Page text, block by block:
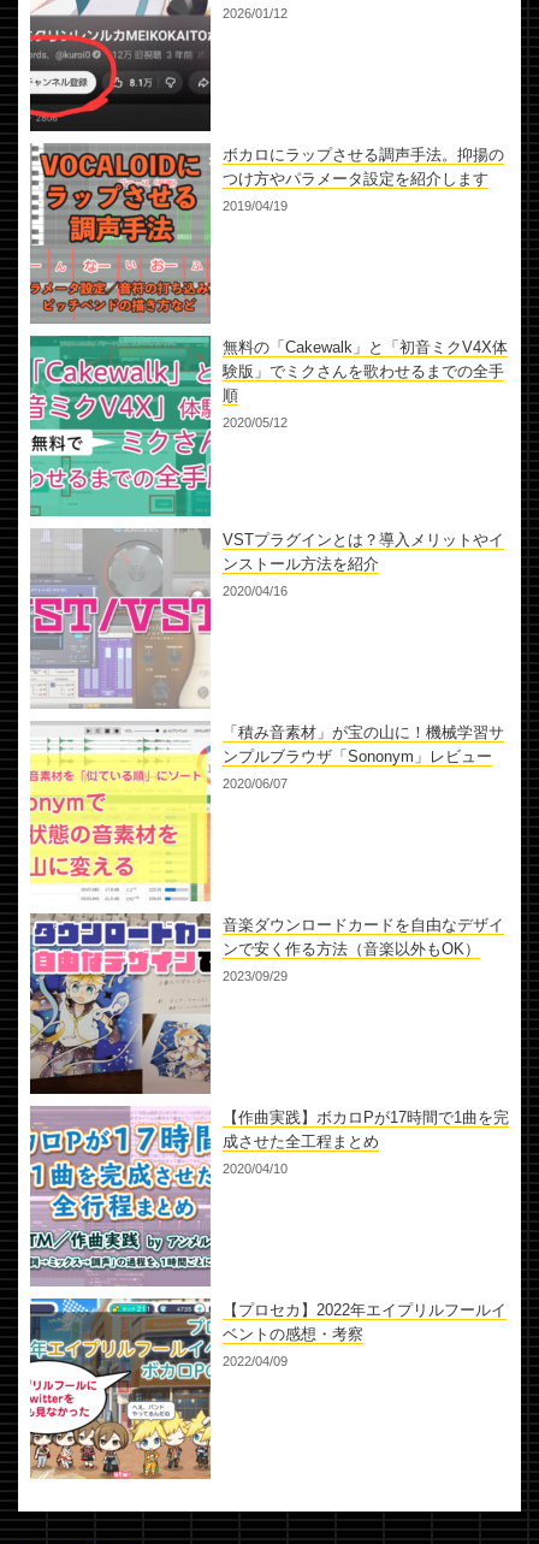
2026/01/12
ボカロにラップさせる調声手法。抑揚の
つけ方やパラメータ設定を紹介します
2019/04/19
無料の「Cakewalk」と「初音ミクV4X体
験版」でミクさんを歌わせるまでの全手
順
2020/05/12
VSTプラグインとは？導入メリットやイ
ンストール方法を紹介
2020/04/16
「積み音素材」が宝の山に！機械学習サ
ンプルブラウザ「Sononym」レビュー
2020/06/07
音楽ダウンロードカードを自由なデザイ
ンで安く作る方法（音楽以外もOK）
2023/09/29
【作曲実践】ボカロPが17時間で1曲を完
成させた全工程まとめ
2020/04/10
【プロセカ】2022年エイプリルフールイ
ベントの感想・考察
2022/04/09